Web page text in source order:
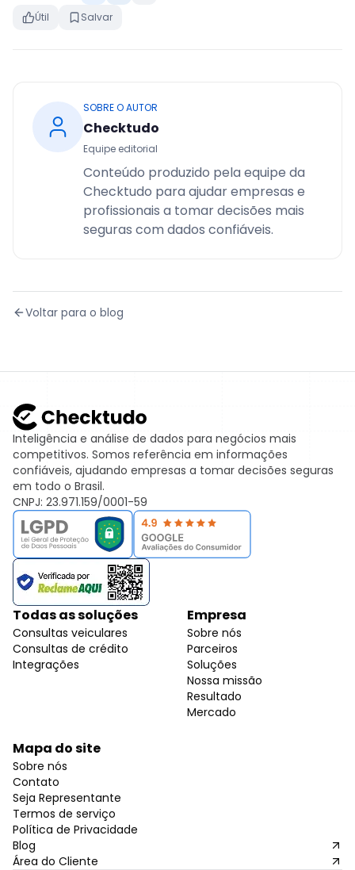
Útil Salvar
SOBRE O AUTOR
Checktudo
Equipe editorial
Conteúdo produzido pela equipe da
Checktudo para ajudar empresas e
profissionais a tomar decisões mais
seguras com dados confiáveis.
Voltar para o blog
Inteligência e análise de dados para negócios mais
competitivos. Somos referência em informações
confiáveis, ajudando empresas a tomar decisões seguras
em todo o Brasil.
CNPJ: 23.971.159/0001-59
Todas as soluções
Consultas veiculares
Consultas de crédito
Integrações
Empresa
Sobre nós
Parceiros
Soluções
Nossa missão
Resultado
Mercado
Mapa do site
Sobre nós
Contato
Seja Representante
Termos de serviço
Política de Privacidade
Blog
Área do Cliente